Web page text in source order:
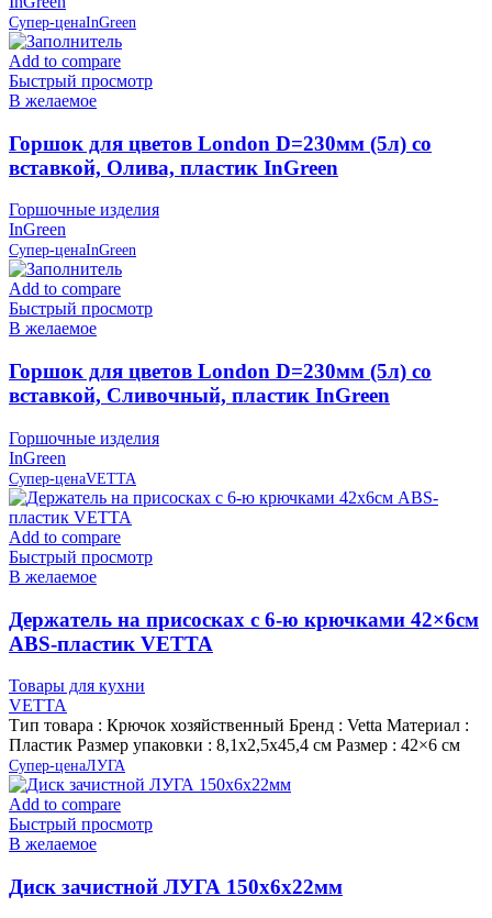
Супер-ценаInGreen
Add to compare
Быстрый просмотр
В желаемое
Горшок для цветов London D=230мм (5л) со
вставкой, Олива, пластик InGreen
Горшочные изделия
InGreen
Супер-ценаInGreen
Add to compare
Быстрый просмотр
В желаемое
Горшок для цветов London D=230мм (5л) со
вставкой, Сливочный, пластик InGreen
Горшочные изделия
InGreen
Супер-ценаVETTA
Add to compare
Быстрый просмотр
В желаемое
Держатель на присосках с 6-ю крючками 42×6см
ABS-пластик VETTA
Товары для кухни
VETTA
Тип товара : Крючок хозяйственный Бренд : Vetta Материал :
Пластик Размер упаковки : 8,1х2,5х45,4 см Размер : 42×6 см
Супер-ценаЛУГА
Add to compare
Быстрый просмотр
В желаемое
Диск зачистной ЛУГА 150х6х22мм